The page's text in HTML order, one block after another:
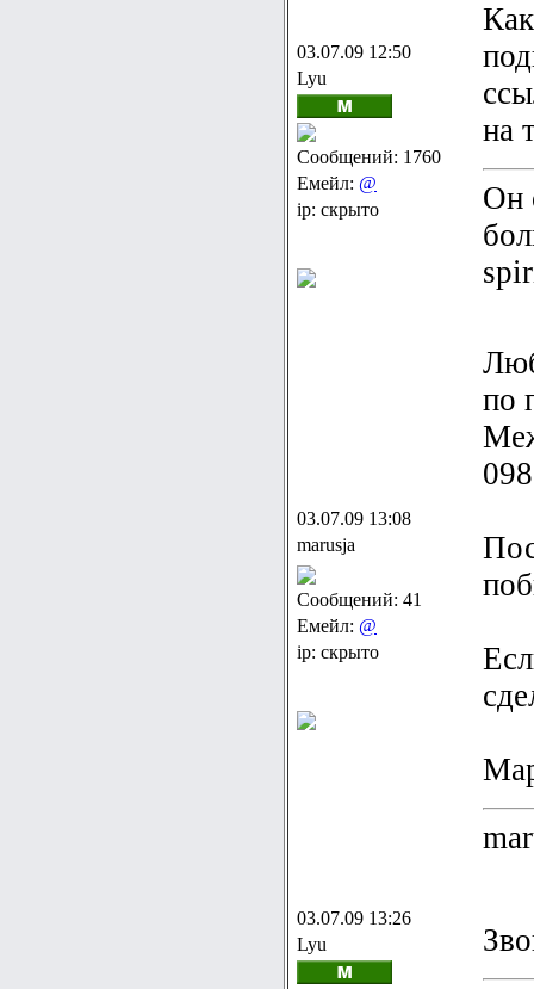
03.07.09 12:50
Lyu
Сообщений: 1760
Емейл: @
ip: скрыто
на
Он
03.07.09 13:08
marusja
Сообщений: 41
Емейл: @
ip: скрыто
по
03.07.09 13:26
Lyu